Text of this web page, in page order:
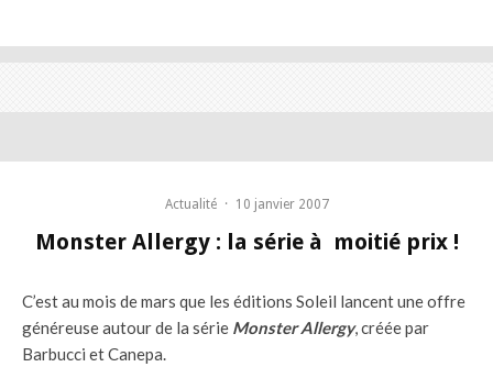
Actualité · 10 janvier 2007
Monster Allergy : la série à moitié prix !
C’est au mois de mars que les éditions Soleil lancent une offre
généreuse autour de la série Monster Allergy, créée par
Barbucci et Canepa.